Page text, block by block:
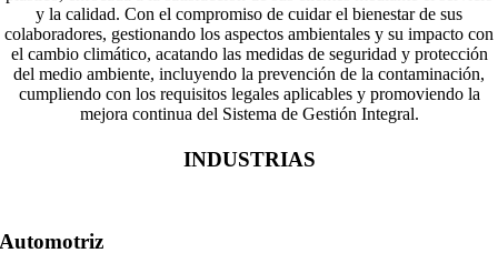
y la calidad. Con el compromiso de cuidar el bienestar de sus
colaboradores, gestionando los aspectos ambientales y su impacto con
el cambio climático, acatando las medidas de seguridad y protección
del medio ambiente, incluyendo la prevención de la contaminación,
cumpliendo con los requisitos legales aplicables y promoviendo la
mejora continua del Sistema de Gestión Integral.
INDUSTRIAS
Automotriz